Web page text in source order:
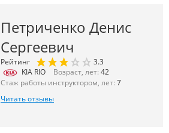
Петриченко Денис
Сергеевич
Рейтинг
3.3
KIA RIO
Возраст, лет: 42
Стаж работы инструктором, лет: 7
Читать отзывы